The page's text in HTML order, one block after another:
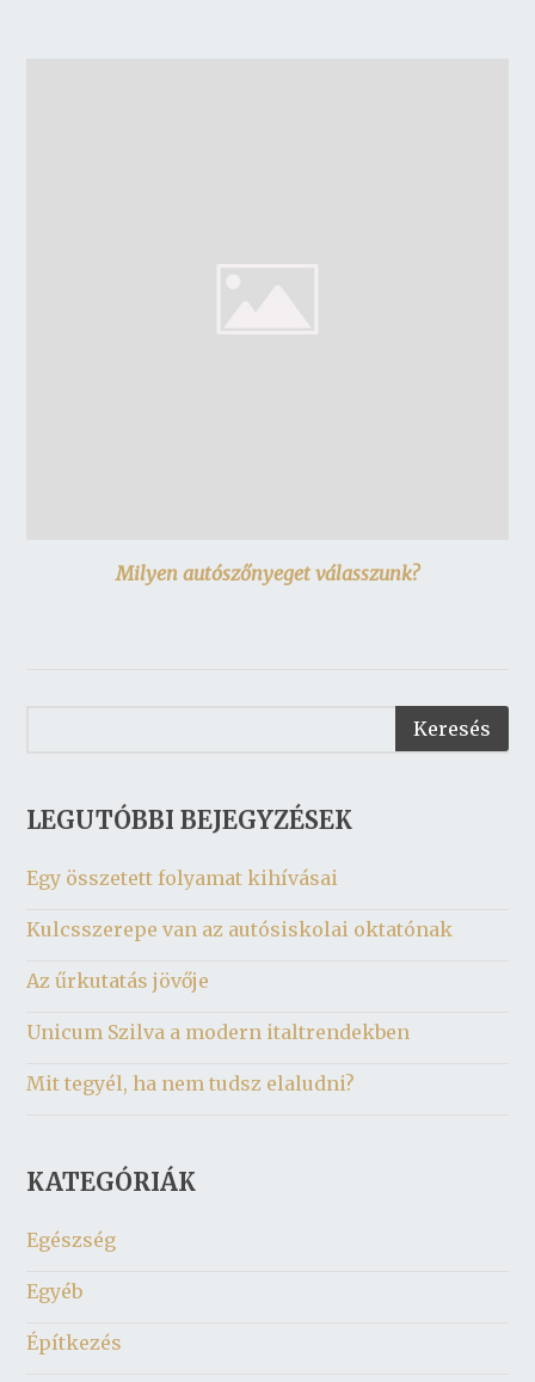
Milyen autószőnyeget válasszunk?
LEGUTÓBBI BEJEGYZÉSEK
Egy összetett folyamat kihívásai
Kulcsszerepe van az autósiskolai oktatónak
Az űrkutatás jövője
Unicum Szilva a modern italtrendekben
Mit tegyél, ha nem tudsz elaludni?
KATEGÓRIÁK
Egészség
Egyéb
Építkezés